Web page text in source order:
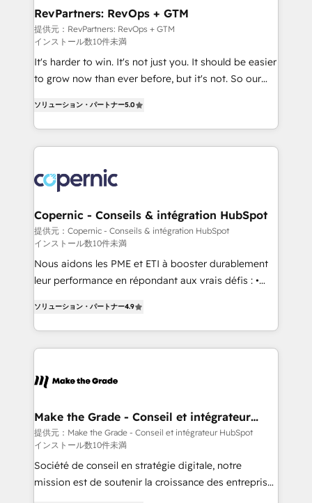
built for the work.
marketing campaigns, & RevOps frameworks that
fuel long-term success We connect the entire
customer lifecycle through seamless integrations,
ensure long-term adoption with change-
management programs, and align marketing, sales,
HubSpot accreditations and experience across
hundreds of organizations in dozens of industries,
there’s a good chance one of our globally integrated
explore whether S2 is the partner you’ve been
looking for...and get your next big initiative moving!
RevPartners: RevOps + GTM
提供元：RevPartners: RevOps + GTM
インストール数10件未満
It's harder to win. It's not just you. It should be easier
to grow now than ever before, but it's not. So our
revenue number. We do that by bridging the gap
where agencies fail: combining GTM strategy with
technical execution to solve the right problem at the
implement your CRM. We engineer revenue
outcomes for the GTM owner on HubSpot. We Build
Different Because We're Built Different: - Secure:
Soc2 compliant 🛡️ - Onboarding: Implementations
starting from $1,5k - Clay: Elite Studio Solutions
Partner 🤝 - Global: 75+ RPers across five continents
🌐 - Scale: Largest organically grown & fastest tiering
implementations than any other Partner 💻 -
Salesforce: We convert SFDC addicts to HubSpot
evangelists 🧡 Don't pick a marketing or technical
yours. Start winning.
ソリューション・パートナー5.0
Copernic - Conseils & intégration HubSpot
提供元：Copernic - Conseils & intégration HubSpot
インストール数10件未満
Nous aidons les PME et ETI à booster durablement
leur performance en répondant aux vrais défis : •
téléphonie, etc.) • Alignement des équipes grâce à un
outil et des données partagées • Amélioration de la
collecte et de l’analyse des données pour des
de la productivité des équipes Notre équipe de 30
avec un engagement total, alignant processus
métiers et technologie, et guidant vos équipes à
travers le changement, tout en centrant vos objectifs
d’entreprise. Grâce à une méthodologie éprouvée
auprès de plus de 400 clients, nous comprenons
ソリューション・パートナー4.9
Make the Grade - Conseil et intégrateur
HubSpot
提供元：Make the Grade - Conseil et intégrateur HubSpot
インストール数10件未満
Société de conseil en stratégie digitale, notre
mission est de soutenir la croissance des entreprises